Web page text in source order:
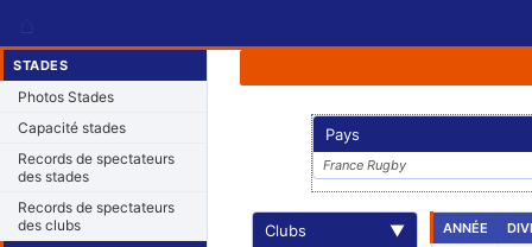
STADES
Photos Stades
Capacité stades
Records de spectateurs
des stades
Records de spectateurs
des clubs
Pays
France Rugby
Clubs ▼ ANNÉE